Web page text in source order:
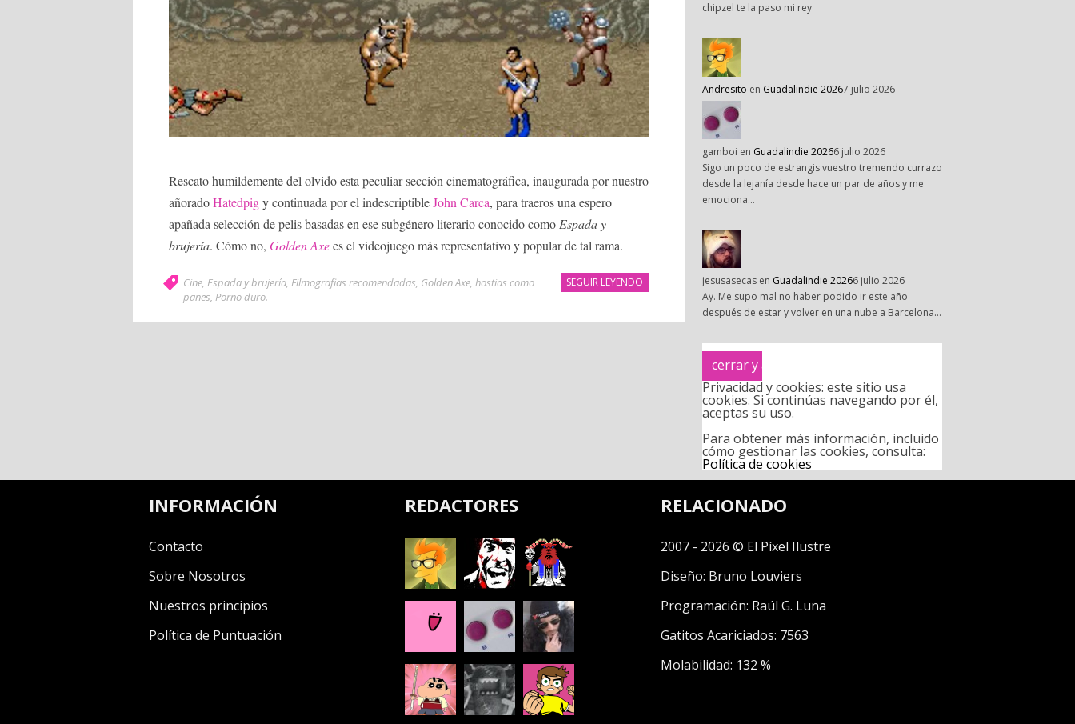
Rescato humildemente del olvido esta peculiar sección cinematográfica, inaugurada por nuestro
añoradoHatedpigy continuada por el indescriptibleJohn Carca, para traeros una espero
apañada selección de pelis basadas en ese subgénero literario conocido como Espada y
brujería. Cómo no, Golden Axees el videojuego más representativo y popular de tal rama.
SEGUIR LEYENDO
Cine, Espada y brujería, Filmografias recomendadas, Golden Axe, hostias como
panes, Porno duro.
chipzel te la paso mi rey
Andresito en Guadalindie 20267 julio 2026
gamboi en Guadalindie 20266 julio 2026
Sigo un poco de estrangis vuestro tremendo currazo
desde la lejanía desde hace un par de años y me
emociona…
jesusasecas en Guadalindie 20266 julio 2026
Ay. Me supo mal no haber podido ir este año
después de estar y volver en una nube a Barcelona…
Privacidad y cookies: este sitio usa
cookies. Si continúas navegando por él,
aceptas su uso.
Para obtener más información, incluido
cómo gestionar las cookies, consulta:
Política de cookies
INFORMACIÓN
Contacto
Sobre Nosotros
Nuestros principios
Política de Puntuación
REDACTORES RELACIONADO
2007 - 2026 © El Píxel Ilustre
Diseño: Bruno Louviers
Programación: Raúl G. Luna
Gatitos Acariciados: 7563
Molabilidad: 132 %